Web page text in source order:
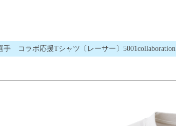
手 コラボ応援Tシャツ〔レーサー〕5001collaboration